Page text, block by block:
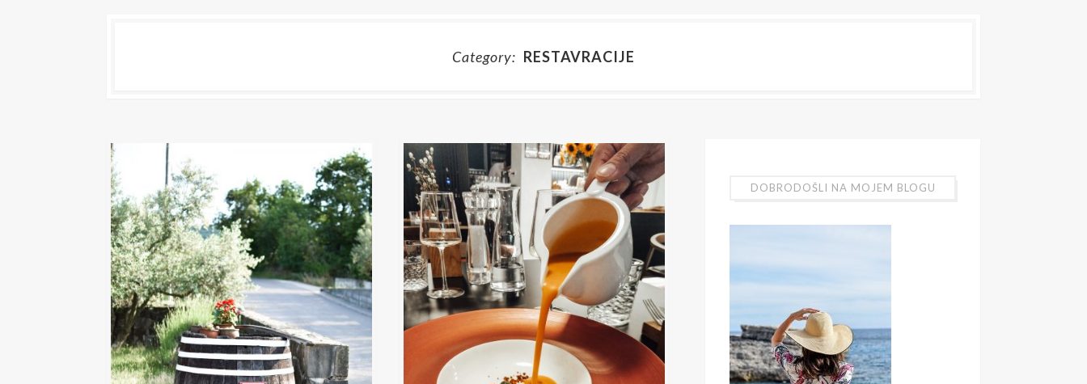
Category: RESTAVRACIJE
DOBRODOŠLI NA MOJEM BLOGU